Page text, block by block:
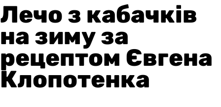
Лечо з кабачків
на зиму за
рецептом Євгена
Клопотенка